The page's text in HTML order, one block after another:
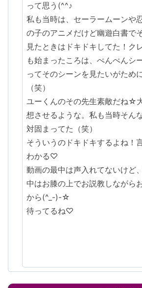
って思う(^^♪
私も当時は、セーラームーンや
の子のアニメだけど幽遊白書で
見たときはドキドキしてた！ク
も始まったころは、ぺんぺんシ
ってそのシーンを見たいがため
（笑）
ユーくんのその先生素敵だね☆
想させるような。私も当時そん
対固まってた（笑）
そういうのドキドキするよね！
わかる♡
動画の最中は声入れてないけど
中はお膝の上でお説教しながら
から(^_-)-☆
待ってるね♡